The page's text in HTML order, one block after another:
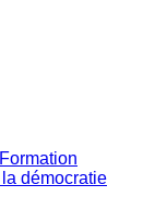
démocratie